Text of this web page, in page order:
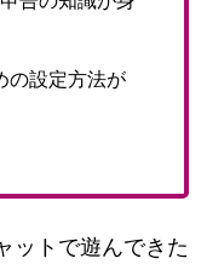
の設定方法が
ットで遊んできた